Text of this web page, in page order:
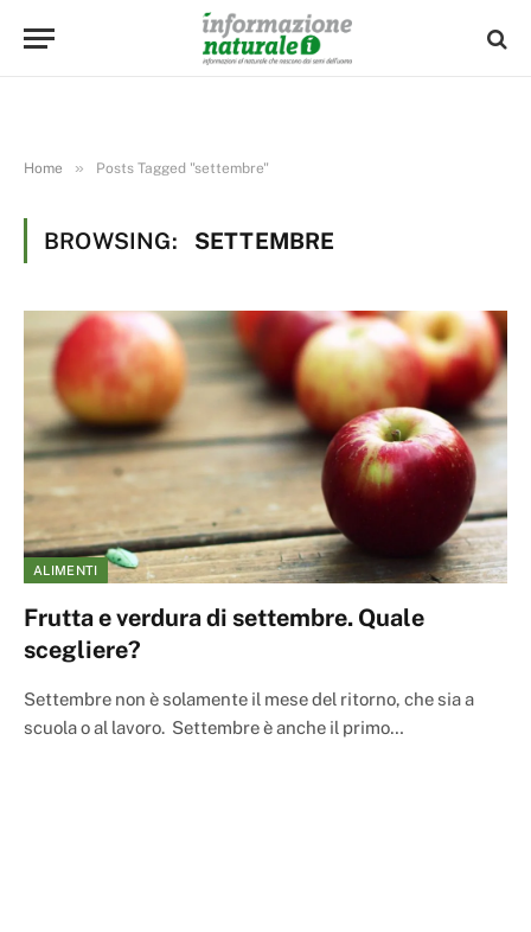
Home » Posts Tagged "settembre"
BROWSING: SETTEMBRE
ALIMENTI
Frutta e verdura di settembre. Quale
scegliere?
Settembre non è solamente il mese del ritorno, che sia a
scuola o al lavoro. Settembre è anche il primo…